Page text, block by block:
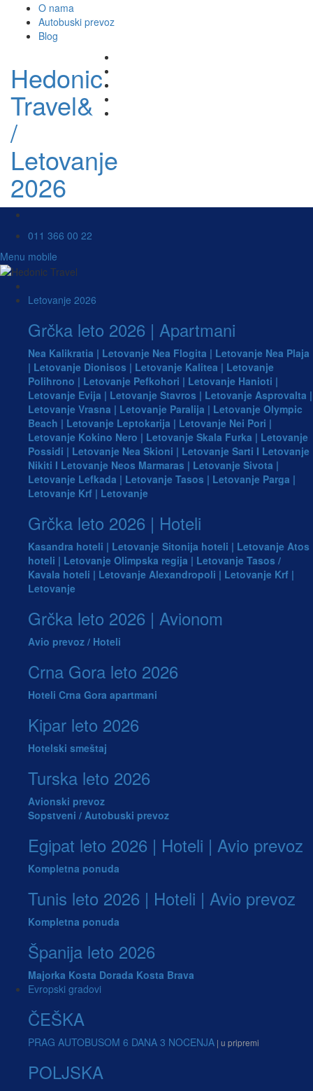
O nama
Autobuski prevoz
Blog
Hedonic
Travel&
/
Letovanje
2026
011 366 00 22
Menu mobile
Letovanje 2026
Grčka leto 2026 | Apartmani
Nea Kalikratia | Letovanje Nea Flogita | Letovanje Nea Plaja
| Letovanje Dionisos | Letovanje Kalitea | Letovanje
Polihrono | Letovanje Pefkohori | Letovanje Hanioti |
Letovanje Evija | Letovanje Stavros | Letovanje Asprovalta |
Letovanje Vrasna | Letovanje Paralija | Letovanje Olympic
Beach | Letovanje Leptokarija | Letovanje Nei Pori |
Letovanje Kokino Nero | Letovanje Skala Furka | Letovanje
Possidi | Letovanje Nea Skioni | Letovanje Sarti I Letovanje
Nikiti I Letovanje Neos Marmaras | Letovanje Sivota |
Letovanje Lefkada | Letovanje Tasos | Letovanje Parga |
Letovanje Krf | Letovanje
Grčka leto 2026 | Hoteli
Kasandra hoteli | Letovanje Sitonija hoteli | Letovanje Atos
hoteli | Letovanje Olimpska regija | Letovanje Tasos /
Kavala hoteli | Letovanje Alexandropoli | Letovanje Krf |
Letovanje
Grčka leto 2026 | Avionom
Avio prevoz / Hoteli
Crna Gora leto 2026
Hoteli Crna Gora apartmani
Kipar leto 2026
Hotelski smeštaj
Turska leto 2026
Avionski prevoz
Sopstveni / Autobuski prevoz
Egipat leto 2026 | Hoteli | Avio prevoz
Kompletna ponuda
Tunis leto 2026 | Hoteli | Avio prevoz
Kompletna ponuda
Španija leto 2026
Majorka Kosta Dorada Kosta Brava
Evropski gradovi
ČEŠKA
PRAG AUTOBUSOM 6 DANA 3 NOCENJA | u pripremi
POLJSKA